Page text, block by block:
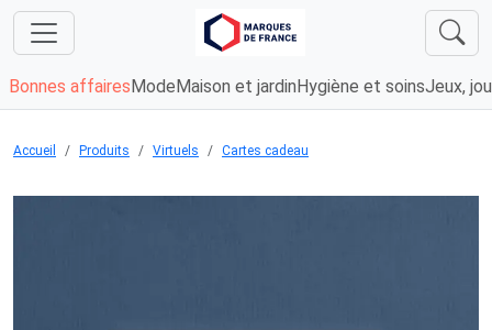
Bonnes affaires Mode Maison et jardin Hygiène et soinsJeux,
Accueil Produits Virtuels Cartes cadeau